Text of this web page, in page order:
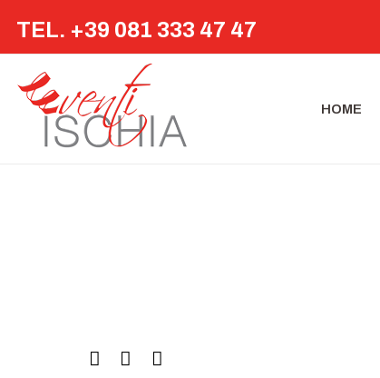
TEL. +39 081 333 47 47
HOME